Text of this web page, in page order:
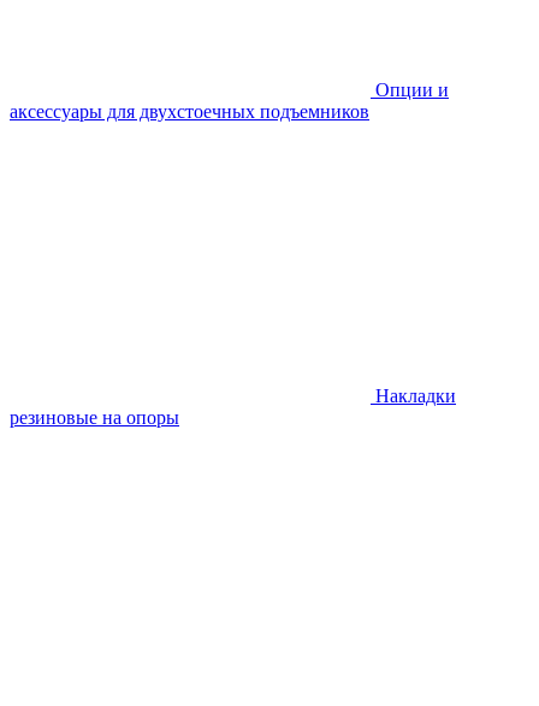
Опции и
аксессуары для двухстоечных подъемников
Накладки
резиновые на опоры